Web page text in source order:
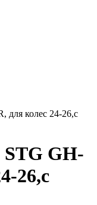
для колес 24-26,с
GH-
26,с